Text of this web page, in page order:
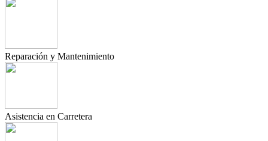
Reparación y Mantenimiento
Asistencia en Carretera